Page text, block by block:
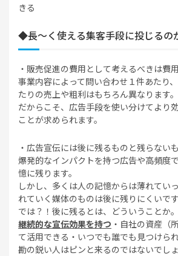
きる
◆長～く使える集客手段に投じるの
・販売促進の費用として考えるべきは費
事業内容によって問い合わせ１件あたり
たりの売上や粗利はもちろん異なります。
だからこそ、広告手段を使い分けてより
ことが求められます。
・広告宣伝には後に残るものと残らない
爆発的なインパクトを持つ広告や高頻度
憶に残ります。
しかし、多くは人の記憶からは薄れてい
れていく媒体のものは後に残りにくいです
では？！後に残るとは、どういうことか。
継続的な宣伝効果を持つ ・自社の資産（
て活用できる・いつでも誰でも見つけら
勘の鋭い人はピンと来るのではないでし